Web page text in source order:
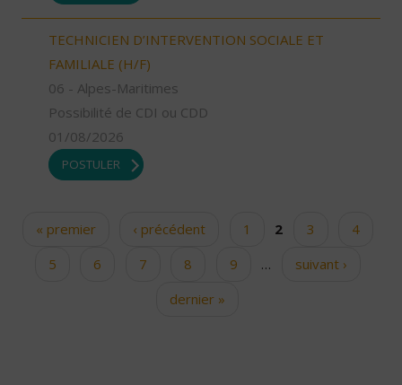
TECHNICIEN D’INTERVENTION SOCIALE ET
FAMILIALE (H/F)
06 - Alpes-Maritimes
Possibilité de CDI ou CDD
01/08/2026
POSTULER
Pages« premier ‹ précédent 1 2 3
4
5
6 7 8 9 …
suivant ›
dernier »